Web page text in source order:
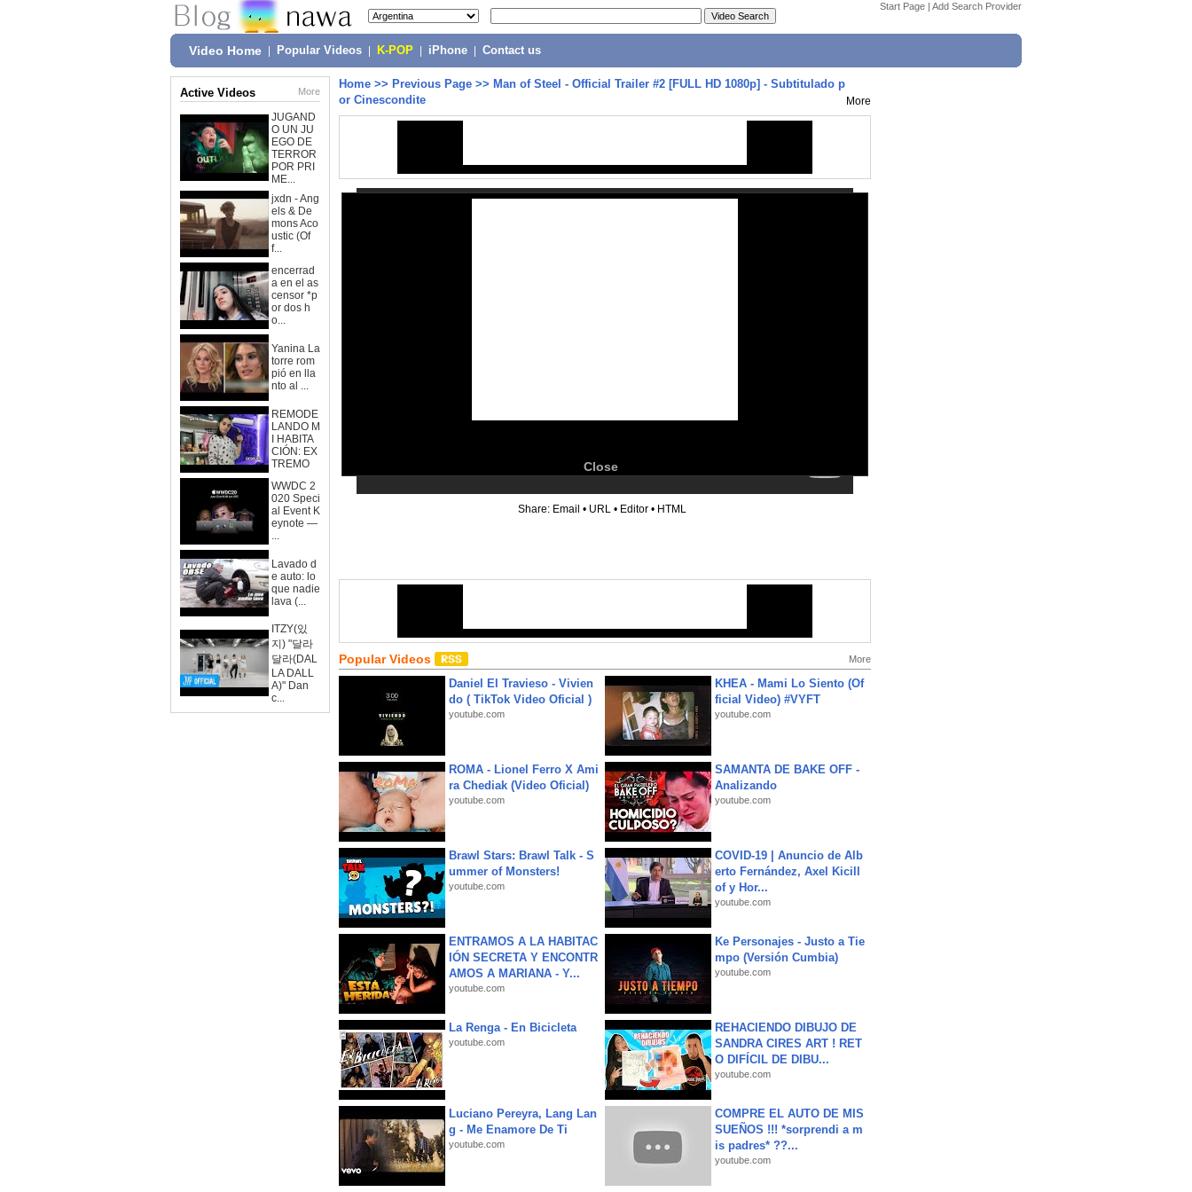
Start Page | Add Search Provider
Video Home Popular Videos K-POP iPhone Contact us
Active Videos More
JUGAND
O UN JU
EGO DE
TERROR
POR PRI
ME...
jxdn - Ang
els & De
mons Aco
ustic (Of
f...
encerrad
a en el as
censor *p
or dos h
o...
Yanina La
torre rom
pió en lla
nto al ...
REMODE
LANDO M
I HABITA
CIÓN: EX
TREMO
WWDC 2
020 Speci
al Event K
eynote —
...
Lavado d
e auto: lo
que nadie
lava (...
ITZY(있
지) "달라
달라(DAL
LA DALL
A)" Dan
c...
Home >> Previous Page >> Man of Steel - Official Trailer #2 [FULL HD 1080p] - Subtitulado p
or Cinescondite
More
Close
Share: Email • URL • Editor • HTML
Popular Videos More
Daniel El Travieso - Vivien
do ( TikTok Video Oficial )
youtube.com
KHEA - Mami Lo Siento (Of
ficial Video) #VYFT
youtube.com
ROMA - Lionel Ferro X Ami
ra Chediak (Video Oficial)
youtube.com
SAMANTA DE BAKE OFF -
Analizando
youtube.com
Brawl Stars: Brawl Talk - S
ummer of Monsters!
youtube.com
COVID-19 | Anuncio de Alb
erto Fernández, Axel Kicill
of y Hor...
youtube.com
ENTRAMOS A LA HABITAC
IÓN SECRETA Y ENCONTR
AMOS A MARIANA - Y...
youtube.com
Ke Personajes - Justo a Tie
mpo (Versión Cumbia)
youtube.com
La Renga - En Bicicleta
youtube.com
REHACIENDO DIBUJO DE
SANDRA CIRES ART ! RET
O DIFÍCIL DE DIBU...
youtube.com
Luciano Pereyra, Lang Lan
g - Me Enamore De Ti
youtube.com
COMPRE EL AUTO DE MIS
SUEÑOS !!! *sorprendi a m
is padres* ??...
youtube.com